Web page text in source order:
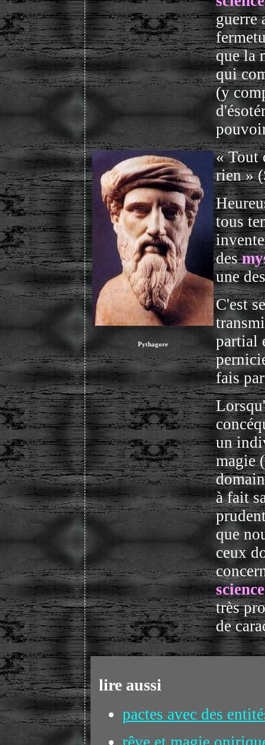
Pythagore
guerre
que la
qui
(y
« Tout
rien »
tous
des
une
C'est
partial
fais
un
magie
à fait
que
ceux
très
de
lire aussi
pactes avec des